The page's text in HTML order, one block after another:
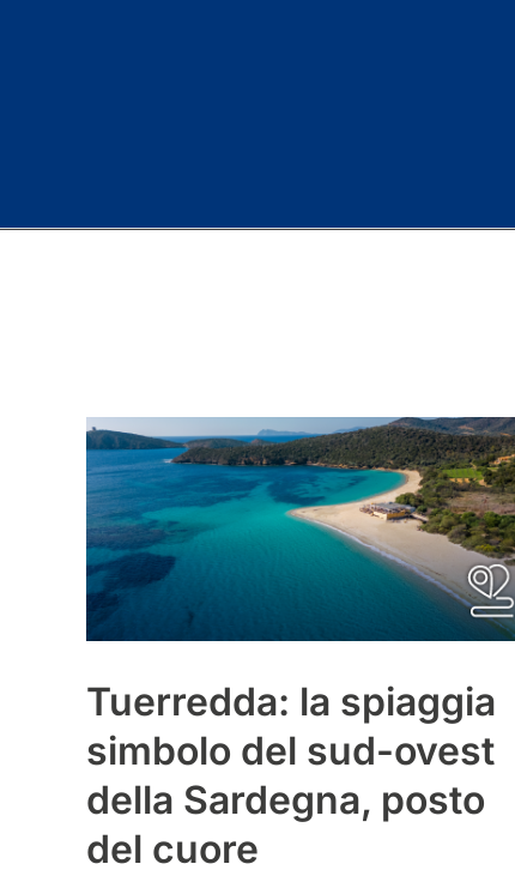
Tuerredda: la spiaggia
simbolo del sud-ovest
della Sardegna, posto
del cuore